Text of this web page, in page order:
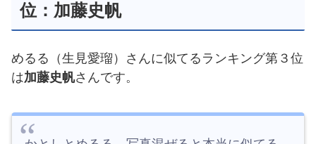
位：加藤史帆
めるる（生見愛瑠）さんに似てるランキング第３位
は加藤史帆さんです。